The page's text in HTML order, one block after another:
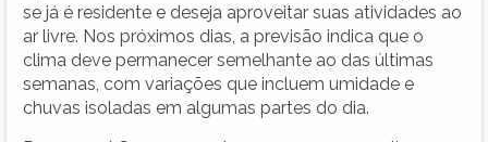
se já é residente e deseja aproveitar suas atividades ao
ar livre. Nos próximos dias, a previsão indica que o
clima deve permanecer semelhante ao das últimas
semanas, com variações que incluem umidade e
chuvas isoladas em algumas partes do dia.